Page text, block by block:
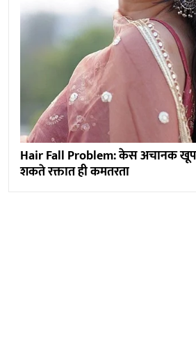
Hair Fall Problem: केस अचानक
शकते रक्तात ही कमतरता